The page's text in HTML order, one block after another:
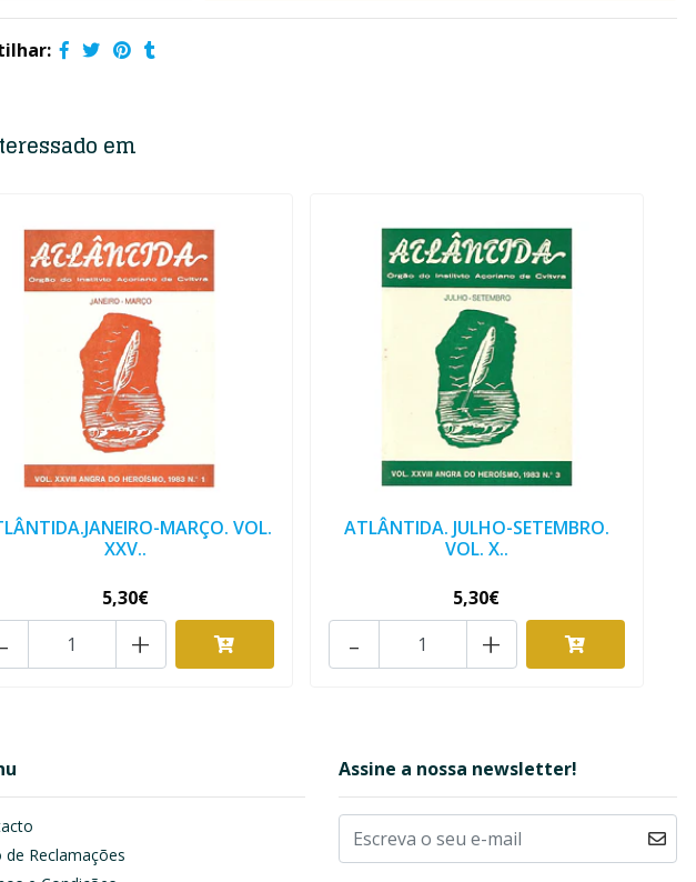
em
MARÇO. VOL.
XXV..
5,30€
+
-
ATLÂNTIDA. JULHO-SETEMBRO.
VOL. X..
5,30€
+
-
de Reclamações
Assine a nossa newsletter!